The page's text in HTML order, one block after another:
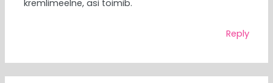
kremlimeelne, asi toimib.
Reply